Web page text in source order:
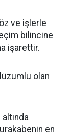
ve işlerle
bilincine
işarettir.
olan
en